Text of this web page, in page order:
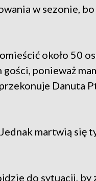
w sezonie,
około 50
ponieważ
Danuta
martwią się
do sytuacji, by